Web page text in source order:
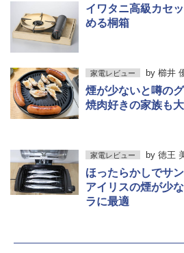
イワタニ高級カセ
める桐箱
家電レビュー by 櫛井
煙が少ないと噂の
焼肉好きの家族も
家電レビュー by 徳王
ほったらかしでサ
アイリスの煙が少
ラに最適